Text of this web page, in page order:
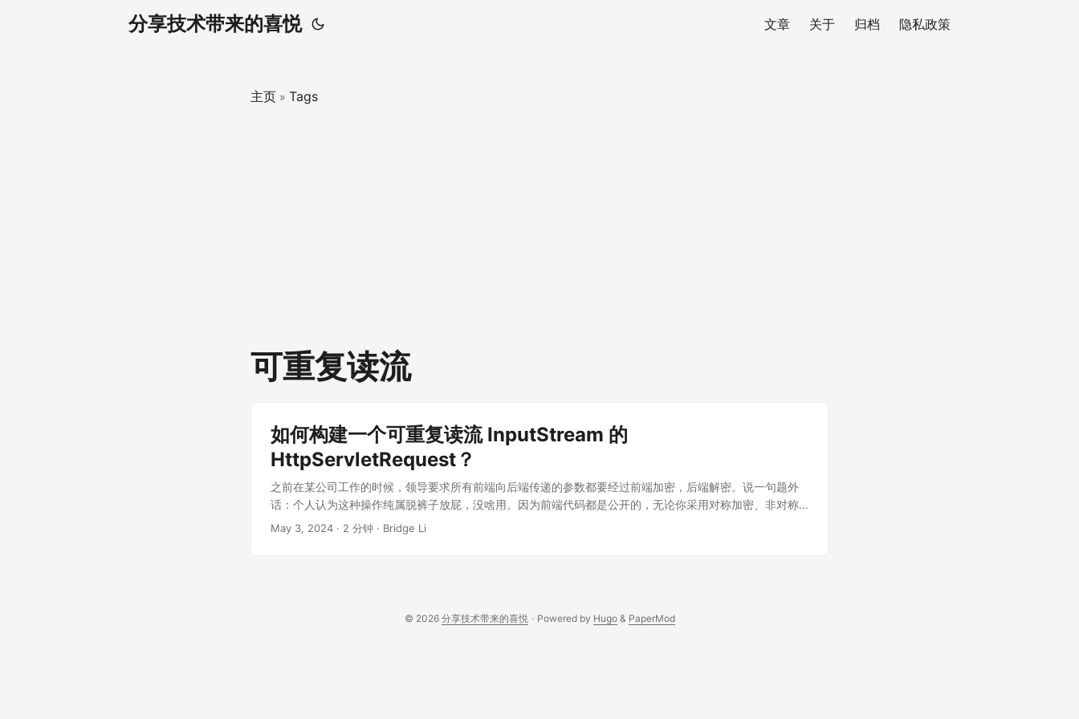
分享技术带来的喜悦 文章 关于 归档 隐私政策
主页 » Tags
可重复读流
如何构建一个可重复读流 InputStream 的
HttpServletRequest？
之前在某公司工作的时候，领导要求所有前端向后端传递的参数都要经过前端加密，后端解密。说一句题外
话：个人认为这种操作纯属脱裤子放屁，没啥用。因为前端代码都是公开的，无论你采用对称加密、非对称
加密，或者摘要算法验签等等，对于稍懂技术的人来说，稍稍分析一下就能找到前端加密的方法，然后直接
缓存 stream 即可 RequestWrapper 类：缓存字节数据 package cn.bridgeli.filter; import
May 3, 2024 · 2 分钟 · Bridge Li
© 2026 分享技术带来的喜悦 · Powered by Hugo& PaperMod